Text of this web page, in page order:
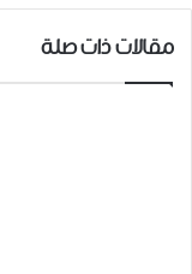
مقالات ذات صلة